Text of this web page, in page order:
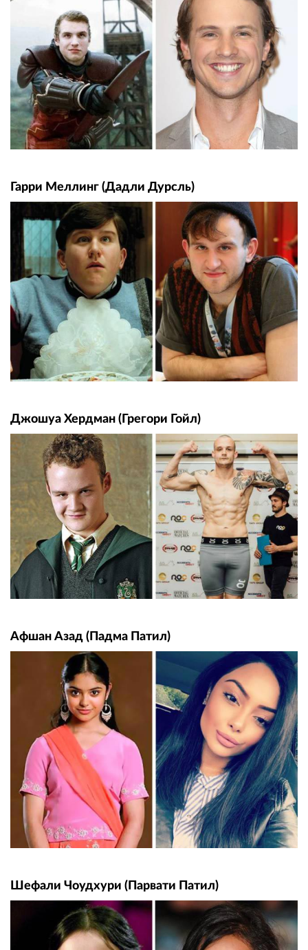
Гарри Меллинг (Дадли Дурсль)
Джошуа Хердман (Грегори Гойл)
Афшан Азад (Падма Патил)
Шефали Чоудхури (Парвати Патил)